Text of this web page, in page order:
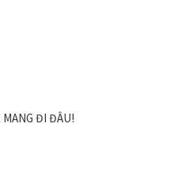
MANG ĐI ĐÂU!